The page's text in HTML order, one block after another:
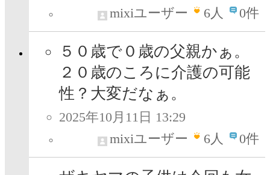
mixiユーザー
6人 0件
５０歳で０歳の父親かぁ。
２０歳のころに介護の可能
性？大変だなぁ。
2025年10月11日 13:29
mixiユーザー
6人 0件